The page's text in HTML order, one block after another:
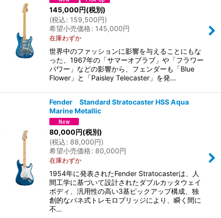
145,000円(税別)
(税込: 159,500円)
希望小売価格: 145,000円
在庫わずか
世界中のファッションに影響を与えることにもな
った、1967年の「サマーオブラブ」や「フラワー
パワー」などの影響から、フェンダーも「Blue
Flower」と「Paisley Telecaster」を発…
Fender Standard Stratocaster HSS Aqua
Marine Metallic
80,000円(税別)
(税込: 88,000円)
希望小売価格: 80,000円
在庫わずか
1954年に発表されたFender Stratocasterは、人
間工学に基づいて設計されたダブルカッタウェイ
ボディ、汎用性の高い3基ピックアップ構成、独
創的なバネ式トレモロブリッジにより、瞬く間に
不…